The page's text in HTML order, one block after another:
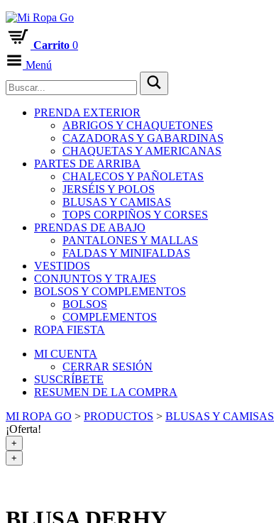
Carrito 0
Menú
PRENDA EXTERIOR
ABRIGOS Y CHAQUETONES
CAZADORAS Y GABARDINAS
CHAQUETAS Y AMERICANAS
PARTES DE ARRIBA
CHALECOS Y PAÑOLETAS
JERSÉIS Y POLOS
BLUSAS Y CAMISAS
TOPS CORPIÑOS Y CORSES
PRENDAS DE ABAJO
PANTALONES Y MALLAS
FALDAS Y MINIFALDAS
VESTIDOS
CONJUNTOS Y TRAJES
BOLSOS Y COMPLEMENTOS
BOLSOS
COMPLEMENTOS
ROPA FIESTA
MI CUENTA
CERRAR SESIÓN
SUSCRÍBETE
RESUMEN DE LA COMPRA
MI ROPA GO > PRODUCTOS > BLUSAS Y CAMISAS
¡Oferta!
+
+